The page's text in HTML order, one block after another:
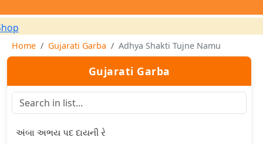
Home Gujarati Garba Adhya Shakti Tujne Namu
Gujarati Garba
અંબા અભય પદ દાયની રે